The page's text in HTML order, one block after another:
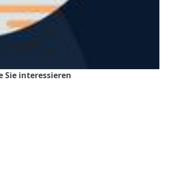
Sie interessieren